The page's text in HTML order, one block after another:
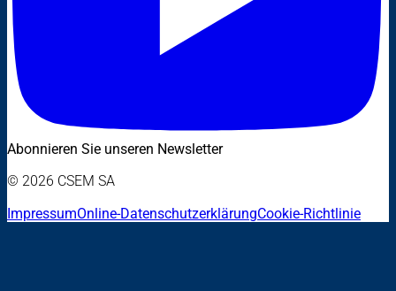
Abonnieren Sie unseren Newsletter
© 2026 CSEM SA
ImpressumOnline-DatenschutzerklärungCookie-Richtlinie